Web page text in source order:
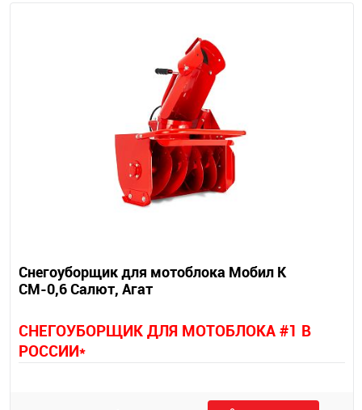
Снегоуборщик для мотоблока Мобил К
СМ-0,6 Салют, Агат
СНЕГОУБОРЩИК ДЛЯ МОТОБЛОКА #1 В
РОССИИ*